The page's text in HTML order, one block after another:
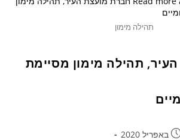
תהילה מימון
תהילה מימון מסיימת